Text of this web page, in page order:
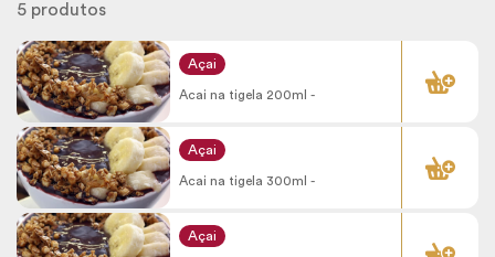
5 produtos
Açai
Acai na tigela 200ml -
Açai
Acai na tigela 300ml -
Açai